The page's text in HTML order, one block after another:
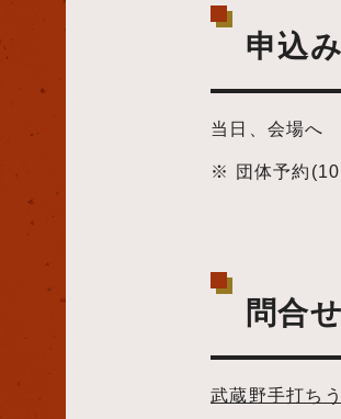
申込み
当日、会場へ
※ 団体予約(10
問合せ
武蔵野手打ち